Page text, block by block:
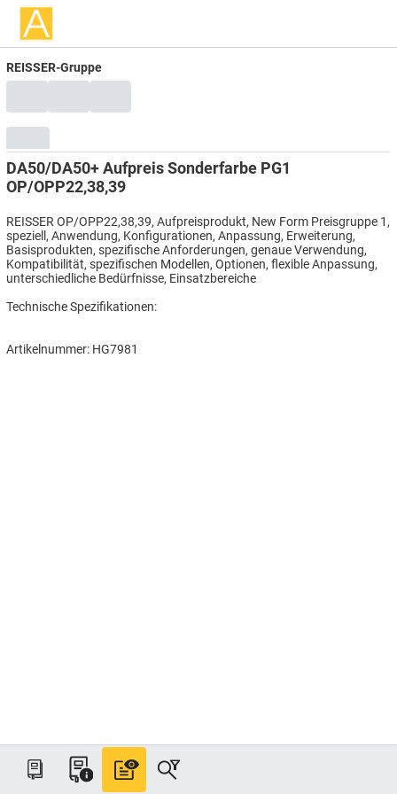
REISSER-Gruppe
DA50/DA50+ Aufpreis Sonderfarbe PG1
OP/OPP22,38,39
REISSER OP/OPP22,38,39, Aufpreisprodukt, New Form Preisgruppe 1,
speziell, Anwendung, Konfigurationen, Anpassung, Erweiterung,
Basisprodukten, spezifische Anforderungen, genaue Verwendung,
Kompatibilität, spezifischen Modellen, Optionen, flexible Anpassung,
unterschiedliche Bedürfnisse, Einsatzbereiche
Technische Spezifikationen:
Artikelnummer: HG7981